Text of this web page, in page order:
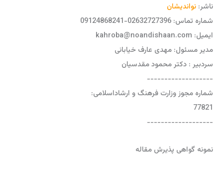
ناشر: نواندیشان
شماره تماس: 02632727396-09124868241
ایمیل: kahroba@noandishaan.com
مدیر مسئول: مهدی عارف خیابانی
سردبیر : دکتر محمود مقدسیان
-------------------
شماره مجوز وزارت فرهنگ و ارشاداسلامی:
77821
-------------------
نمونه گواهی پذیرش مقاله